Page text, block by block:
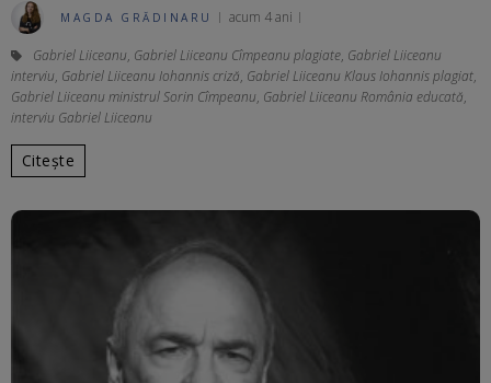
MAGDA GRĂDINARU acum 4 ani
Gabriel Liiceanu, Gabriel Liiceanu Cîmpeanu plagiate, Gabriel Liiceanu
interviu, Gabriel Liiceanu Iohannis criză, Gabriel Liiceanu Klaus Iohannis plagiat,
Gabriel Liiceanu ministrul Sorin Cîmpeanu, Gabriel Liiceanu România educată,
interviu Gabriel Liiceanu
Citește